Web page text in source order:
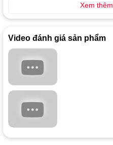
Xem thêm
Video đánh giá sản phẩm